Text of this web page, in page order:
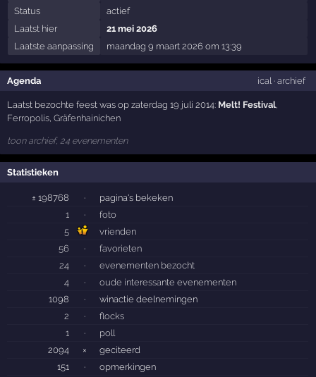
Status
actief
Laatst hier
21 mei 2026
Laatste aanpassing
maandag 9 maart 2026 om 13:39
Agenda ical· archief
Laatst bezochte feest was op zaterdag 19 juli 2014: Melt! Festival,
Ferropolis,Gräfenhainichen
toon archief, 24 evenementen
Statistieken
± 198768 ·
pagina's bekeken
1
·
foto
5
vrienden
56
·
favorieten
24
·
evenementen bezocht
4
·
oude interessante evenementen
1098
·
winactie deelnemingen
2
·
flocks
1
·
poll
2094
×
geciteerd
151
· opmerkingen